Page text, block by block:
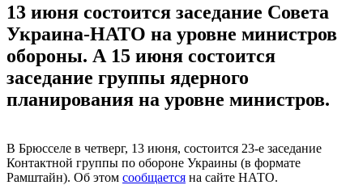
13 июня состоится заседание Совета
Украина-НАТО на уровне министров
обороны. А 15 июня состоится
заседание группы ядерного
планирования на уровне министров.
В Брюсселе в четверг, 13 июня, состоится 23-е заседание
Контактной группы по обороне Украины (в формате
Рамштайн). Об этом сообщается на сайте НАТО.